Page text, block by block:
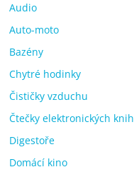
Audio
Auto-moto
Bazény
Chytré hodinky
Čističky vzduchu
Čtečky elektronických knih
Digestoře
Domácí kino